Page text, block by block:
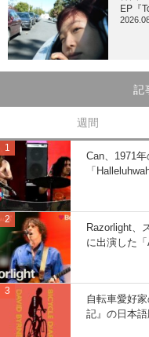
EP『
記
週間
Can、1971
「
Razorlight、
に出演した
自転車愛好
記』の日本語